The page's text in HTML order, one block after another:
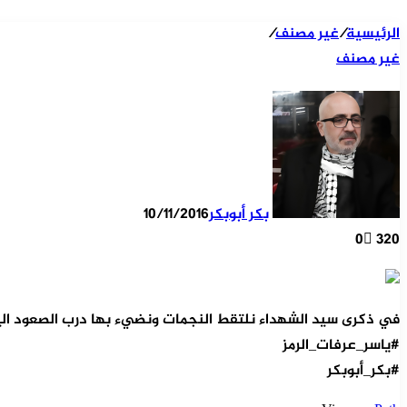
الرئيسية/غير مصنف/
غير مصنف
بكر أبوبكر10/11/2016
0 320
في ذكرى سيد الشهداء نلتقط النجمات ونضيء بها درب الصعود
#ياسر_عرفات_الرمز
#بكر_أبوبكر